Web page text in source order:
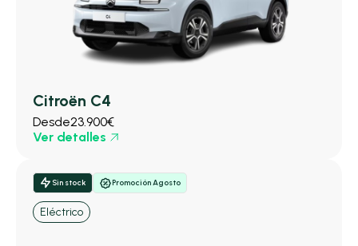
Citroën C4
Desde23.900€
Ver detalles
Sin stock Promoción Agosto
Eléctrico